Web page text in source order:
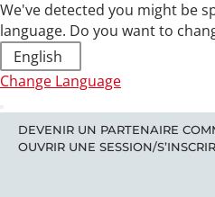
We've detected you might be
language. Do you want to
English
Change Language
DEVENIR UN PARTENAIRE
OUVRIR UNE SESSION/